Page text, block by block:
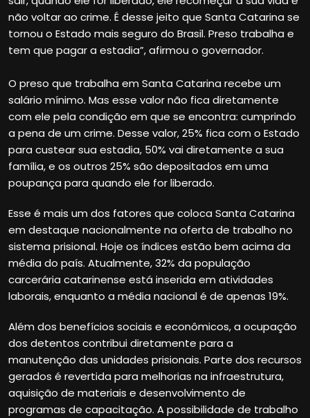
não voltar ao crime. É desse jeito que Santa Catarina se
tornou o Estado mais seguro do Brasil. Preso trabalha e
tem que pagar a estadia”, afirmou o governador.
O preso que trabalha em Santa Catarina recebe um
salário mínimo. Mas esse valor não fica diretamente
com ele pela condição em que se encontra: cumprindo
a pena de um crime. Desse valor, 25% fica com o Estado
para custear sua estadia, 50% vai diretamente a sua
família, e os outros 25% são depositados em uma
poupança para quando ele for liberado.
Esse é mais um dos fatores que coloca Santa Catarina
em destaque nacionalmente na oferta de trabalho no
sistema prisional. Hoje os índices estão bem acima da
média do país. Atualmente, 32% da população
carcerária catarinense está inserida em atividades
laborais, enquanto a média nacional é de apenas 19%.
Além dos benefícios sociais e econômicos, a ocupação
dos detentos contribui diretamente para a
manutenção das unidades prisionais. Parte dos recursos
gerados é revertida para melhorias na infraestrutura,
aquisição de materiais e desenvolvimento de
programas de capacitação. A possibilidade de trabalho